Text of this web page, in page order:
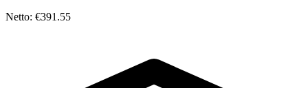
Netto: €391.55